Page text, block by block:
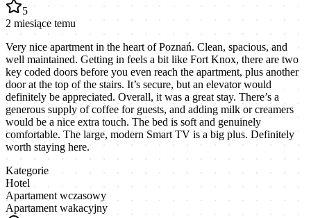
5
2 miesiące temu
Very nice apartment in the heart of Poznań. Clean, spacious, and
well maintained. Getting in feels a bit like Fort Knox, there are two
key coded doors before you even reach the apartment, plus another
door at the top of the stairs. It’s secure, but an elevator would
definitely be appreciated. Overall, it was a great stay. There’s a
generous supply of coffee for guests, and adding milk or creamers
would be a nice extra touch. The bed is soft and genuinely
comfortable. The large, modern Smart TV is a big plus. Definitely
worth staying here.
Kategorie
Hotel
Apartament wczasowy
Apartament wakacyjny